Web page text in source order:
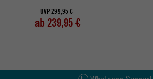
UVP 299,95 €
ab 239,95 €
Whatsapp Support
Kauf auf Rechnung